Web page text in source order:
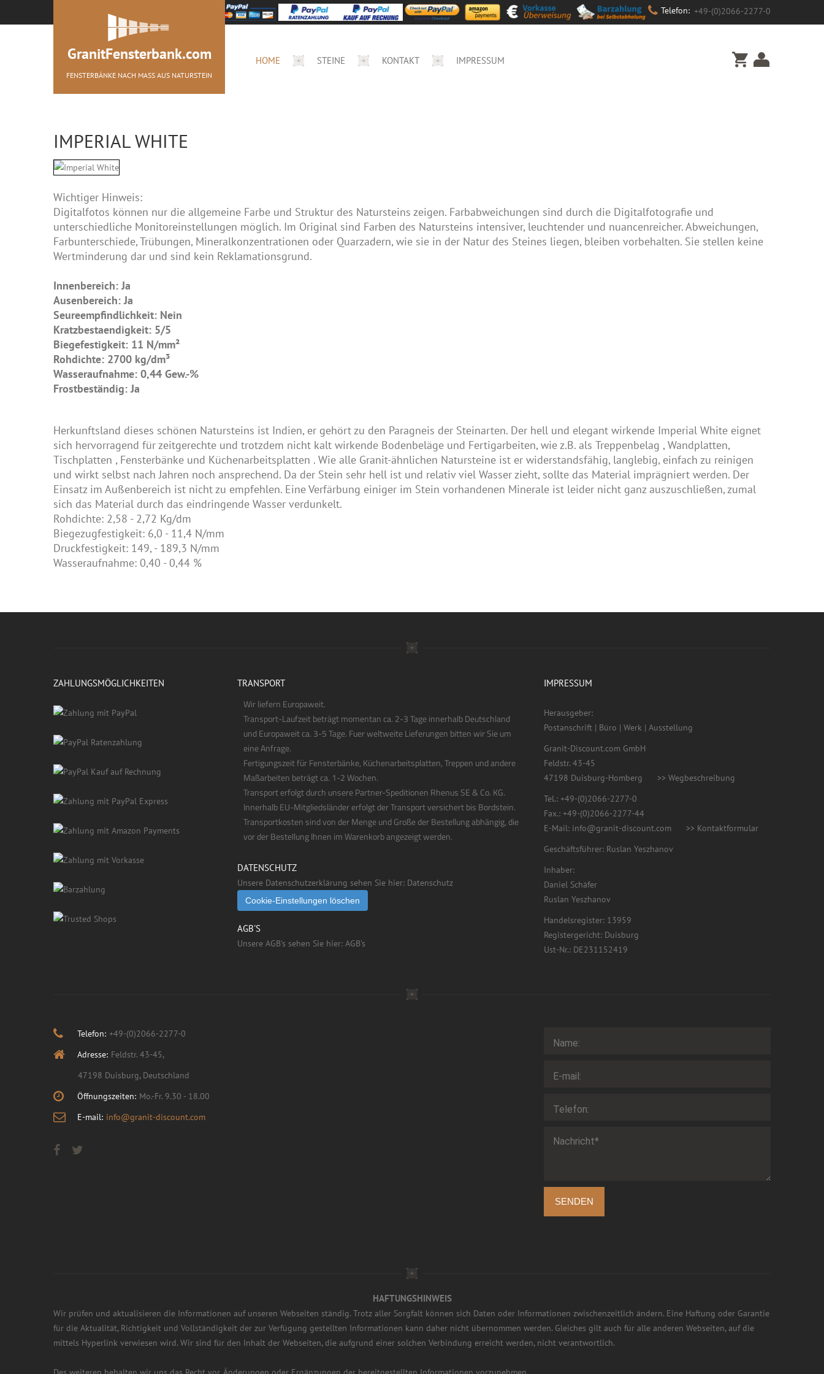
GranitFensterbank.com
FENSTERBÄNKE NACH MASS AUS NATURSTEIN
Telefon: +49-(0)2066-2277-0
HOME STEINE KONTAKT IMPRESSUM
IMPERIAL WHITE
Wichtiger Hinweis:
Digitalfotos können nur die allgemeine Farbe und Struktur des Natursteins zeigen. Farbabweichungen sind durch die Digitalfotografie und
unterschiedliche Monitoreinstellungen möglich. Im Original sind Farben des Natursteins intensiver, leuchtender und nuancenreicher. Abweichungen,
Farbunterschiede, Trübungen, Mineralkonzentrationen oder Quarzadern, wie sie in der Natur des Steines liegen, bleiben vorbehalten. Sie stellen keine
Wertminderung dar und sind kein Reklamationsgrund.
Innenbereich: Ja
Ausenbereich: Ja
Seureempfindlichkeit: Nein
Kratzbestaendigkeit: 5/5
Biegefestigkeit: 11 N/mm²
Rohdichte: 2700 kg/dm³
Wasseraufnahme: 0,44 Gew.-%
Frostbeständig: Ja
Herkunftsland dieses schönen Natursteins ist Indien, er gehört zu den Paragneis der Steinarten. Der hell und elegant wirkende Imperial White eignet
sich hervorragend für zeitgerechte und trotzdem nicht kalt wirkende Bodenbeläge und Fertigarbeiten, wie z.B. als Treppenbelag , Wandplatten,
Tischplatten , Fensterbänke und Küchenarbeitsplatten . Wie alle Granit-ähnlichen Natursteine ist er widerstandsfähig, langlebig, einfach zu reinigen
und wirkt selbst nach Jahren noch ansprechend. Da der Stein sehr hell ist und relativ viel Wasser zieht, sollte das Material imprägniert werden. Der
Einsatz im Außenbereich ist nicht zu empfehlen. Eine Verfärbung einiger im Stein vorhandenen Minerale ist leider nicht ganz auszuschließen, zumal
sich das Material durch das eindringende Wasser verdunkelt.
Rohdichte: 2,58 - 2,72 Kg/dm
Biegezugfestigkeit: 6,0 - 11,4 N/mm
Druckfestigkeit: 149, - 189,3 N/mm
Wasseraufnahme: 0,40 - 0,44 %
ZAHLUNGSMÖGLICHKEITEN TRANSPORT
Wir liefern Europaweit.
Transport-Laufzeit beträgt momentan ca. 2-3 Tage innerhalb Deutschland
und Europaweit ca. 3-5 Tage. Fuer weltweite Lieferungen bitten wir Sie um
eine Anfrage.
Fertigungszeit für Fensterbänke, Küchenarbeitsplatten, Treppen und andere
Maßarbeiten beträgt ca. 1-2 Wochen.
Transport erfolgt durch unsere Partner-Speditionen Rhenus SE & Co. KG.
Innerhalb EU-Mitgliedsländer erfolgt der Transport versichert bis Bordstein.
Transportkosten sind von der Menge und Große der Bestellung abhängig, die
vor der Bestellung Ihnen im Warenkorb angezeigt werden.
DATENSCHUTZ
Unsere Datenschutzerklärung sehen Sie hier: Datenschutz
Cookie-Einstellungen löschen
AGB'S
Unsere AGB's sehen Sie hier: AGB's
IMPRESSUM
Herausgeber:
Postanschrift | Büro | Werk | Ausstellung
Granit-Discount.com GmbH
Feldstr. 43-45
47198 Duisburg-Homberg >> Wegbeschreibung
Tel.: +49-(0)2066-2277-0
Fax.: +49-(0)2066-2277-44
E-Mail: info@granit-discount.com >> Kontaktformular
Geschäftsführer: Ruslan Yeszhanov
Inhaber:
Daniel Schäfer
Ruslan Yeszhanov
Handelsregister: 13959
Registergericht: Duisburg
Ust-Nr.: DE231152419
Telefon: +49-(0)2066-2277-0
Adresse: Feldstr. 43-45,
47198 Duisburg, Deutschland
Öffnungszeiten: Mo.-Fr. 9.30 - 18.00
E-mail: info@granit-discount.com
SENDEN
HAFTUNGSHINWEIS
Wir prüfen und aktualisieren die Informationen auf unseren Webseiten ständig. Trotz aller Sorgfalt können sich Daten oder Informationen zwischenzeitlich ändern. Eine Haftung oder Garantie
für die Aktualität, Richtigkeit und Vollständigkeit der zur Verfügung gestellten Informationen kann daher nicht übernommen werden. Gleiches gilt auch für alle anderen Webseiten, auf die
mittels Hyperlink verwiesen wird. Wir sind für den Inhalt der Webseiten, die aufgrund einer solchen Verbindung erreicht werden, nicht verantwortlich.